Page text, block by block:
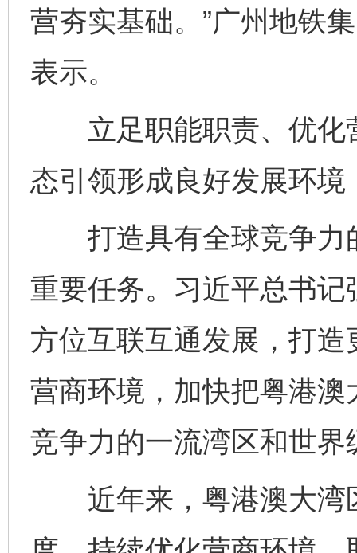
营夯实基础。”广州地铁
表示。
立足职能职责、优化
态引领形成良好发展环境
打造具有全球竞争力
重要任务。习近平总书
方位互联互通发展，打
营商环境，加快把粤港
竞争力的一流湾区和世界
近年来，粤港澳大湾